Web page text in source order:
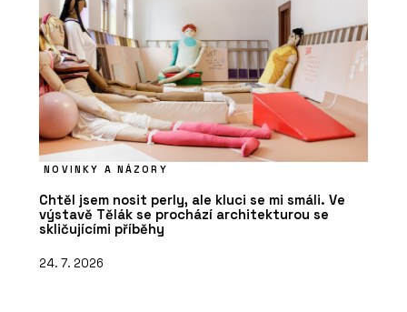
NOVINKY A NÁZORY
Chtěl jsem nosit perly, ale kluci se mi smáli. Ve
výstavě Tělák se prochází architekturou se
skličujícími příběhy
24. 7. 2026